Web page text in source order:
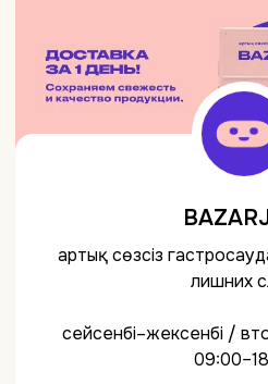
артық сөзсіз
лишних
сейсенбі–жексенбі /